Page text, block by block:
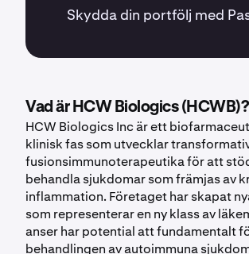
Skydda din portfölj med
Vad är HCW Biologics (HCWB)?
HCW Biologics Inc är ett
klinisk fas som utvecklar
fusionsimmunoterapeutika för att
behandla sjukdomar som främjas av
inflammation. Företaget har skapat
som representerar en ny klass av
anser har potential att fundamentalt
behandlingen av autoimmuna